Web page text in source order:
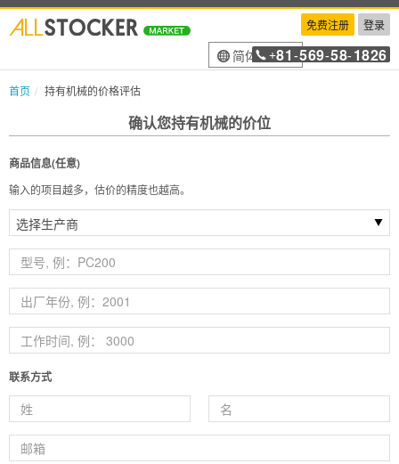
免费注册 登录
简体中文
+81 -569-58-1826
首页 持有机械的价格评估
确认您持有机械的价位
商品信息(任意)
输入的项目越多，估价的精度也越高。
联系方式